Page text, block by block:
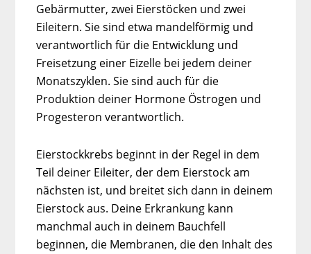
Gebärmutter, zwei Eierstöcken und zwei
Eileitern. Sie sind etwa mandelförmig und
verantwortlich für die Entwicklung und
Freisetzung einer Eizelle bei jedem deiner
Monatszyklen. Sie sind auch für die
Produktion deiner Hormone Östrogen und
Progesteron verantwortlich.
Eierstockkrebs beginnt in der Regel in dem
Teil deiner Eileiter, der dem Eierstock am
nächsten ist, und breitet sich dann in deinem
Eierstock aus. Deine Erkrankung kann
manchmal auch in deinem Bauchfell
beginnen, die Membranen, die den Inhalt des